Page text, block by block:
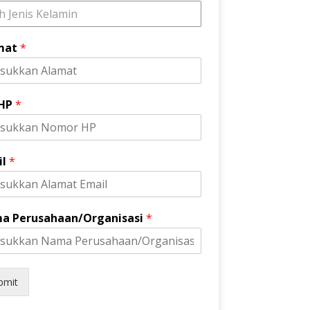
Jenis Kelamin
*
*
*
Perusahaan/Organisasi *